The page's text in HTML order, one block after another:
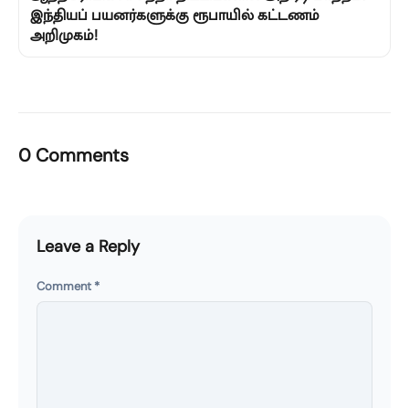
இந்தியப் பயனர்களுக்கு ரூபாயில் கட்டணம்
அறிமுகம்!
0 Comments
Leave a Reply
Comment *